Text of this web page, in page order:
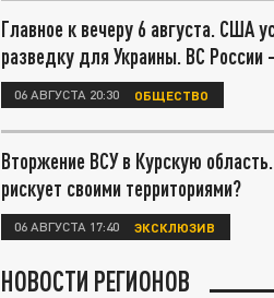
Главное к вечеру 6 августа. США
разведку для Украины. ВС России
06 АВГУСТА 20:30 ОБЩЕСТВО
Вторжение ВСУ в Курскую
рискует своими территориями?
06 АВГУСТА 17:40 ЭКСКЛЮЗИВ
НОВОСТИ РЕГИОНОВ